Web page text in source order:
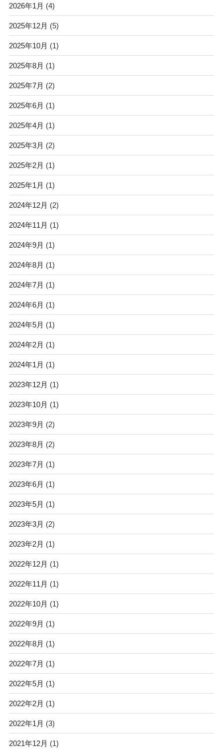
2026年1月 (4)
2025年12月 (5)
2025年10月 (1)
2025年8月 (1)
2025年7月 (2)
2025年6月 (1)
2025年4月 (1)
2025年3月 (2)
2025年2月 (1)
2025年1月 (1)
2024年12月 (2)
2024年11月 (1)
2024年9月 (1)
2024年8月 (1)
2024年7月 (1)
2024年6月 (1)
2024年5月 (1)
2024年2月 (1)
2024年1月 (1)
2023年12月 (1)
2023年10月 (1)
2023年9月 (2)
2023年8月 (2)
2023年7月 (1)
2023年6月 (1)
2023年5月 (1)
2023年3月 (2)
2023年2月 (1)
2022年12月 (1)
2022年11月 (1)
2022年10月 (1)
2022年9月 (1)
2022年8月 (1)
2022年7月 (1)
2022年5月 (1)
2022年2月 (1)
2022年1月 (3)
2021年12月 (1)